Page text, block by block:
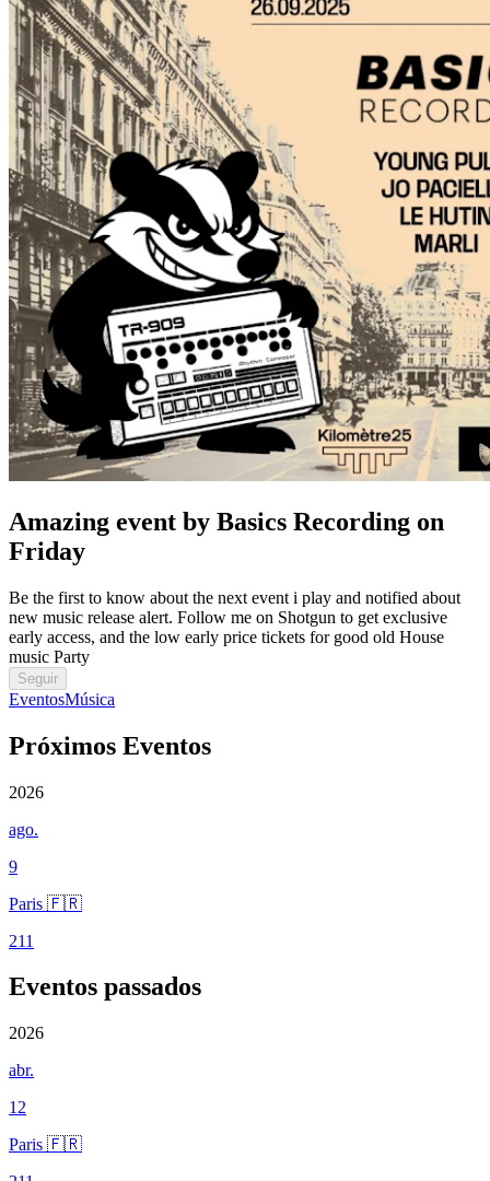
Amazing event by Basics Recording on
Friday
Be the first to know about the next event i play and notified about
new music release alert. Follow me on Shotgun to get exclusive
early access, and the low early price tickets for good old House
music Party
Seguir
EventosMúsica
Próximos Eventos
2026
ago.
9
Paris 🇫🇷
211
Eventos passados
2026
abr.
12
Paris 🇫🇷